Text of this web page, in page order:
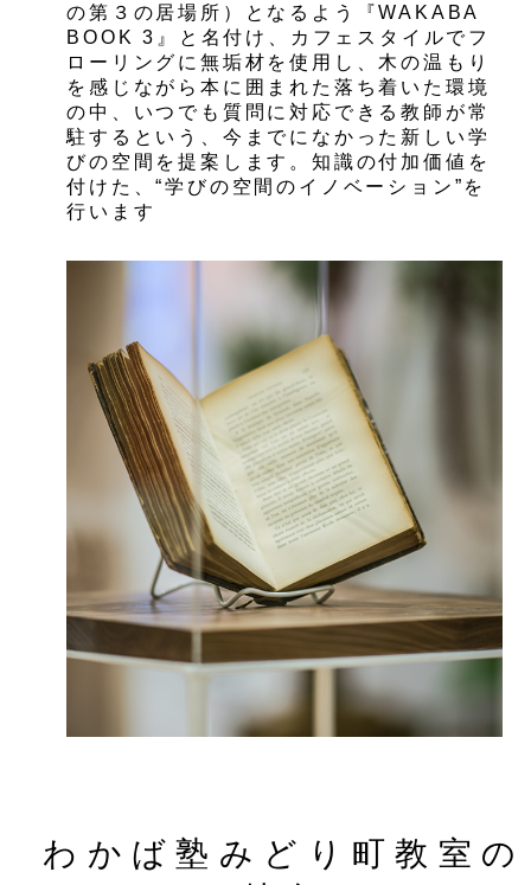
の第３の居場所）となるよう『WAKABA
BOOK 3』と名付け、カフェスタイルでフ
ローリングに無垢材を使用し、木の温もり
を感じながら本に囲まれた落ち着いた環境
の中、いつでも質問に対応できる教師が常
駐するという、今までになかった新しい学
びの空間を提案します。知識の付加価値を
付けた、“学びの空間のイノベーション”を
行います
わかば塾みどり町教室の